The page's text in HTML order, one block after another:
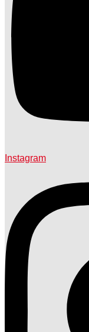
Instagram